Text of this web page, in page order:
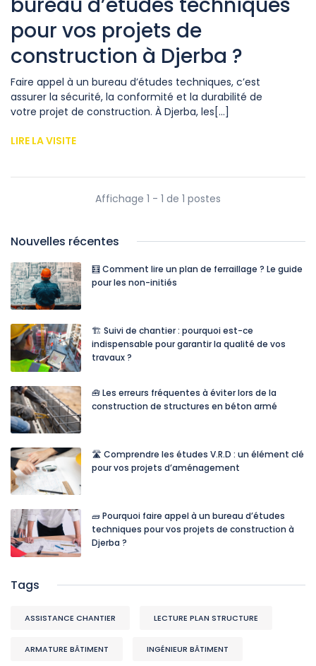
pour vos projets de
construction à Djerba ?
Faire appel à un bureau d’études techniques, c’est
assurer la sécurité, la conformité et la durabilité de
votre projet de construction. À Djerba, les[...]
LIRE LA VISITE
Affichage 1 - 1 de 1 postes
Nouvelles récentes
🧮 Comment lire un plan de ferraillage ? Le guide
pour les non-initiés
🏗️ Suivi de chantier : pourquoi est-ce
indispensable pour garantir la qualité de vos
travaux ?
🧰 Les erreurs fréquentes à éviter lors de la
construction de structures en béton armé
🛣️ Comprendre les études V.R.D : un élément clé
pour vos projets d’aménagement
🧱 Pourquoi faire appel à un bureau d’études
techniques pour vos projets de construction à
Djerba ?
Tags
ASSISTANCE CHANTIER LECTURE PLAN STRUCTURE
ARMATURE BÂTIMENT INGÉNIEUR BÂTIMENT